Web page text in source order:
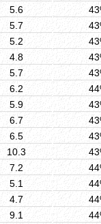
5.6
5.7
5.2
4.8
5.7
6.2
5.9
6.7
6.5
10.3
7.2
5.1
4.7
9.1